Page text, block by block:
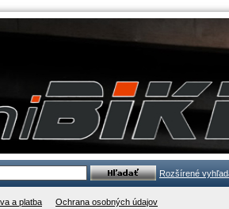
Rozšírené
a platba Ochrana osobných údajov